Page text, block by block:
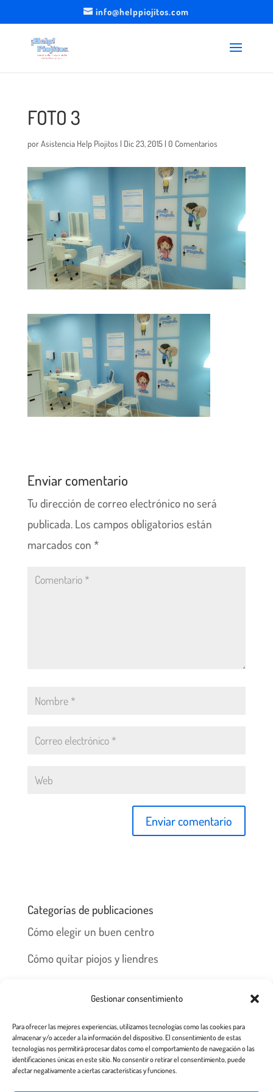
Gestionar consentimiento
Para ofrecer las mejores experiencias, utilizamos tecnologías como las cookies para
almacenar y/o acceder a la información del dispositivo. El consentimiento de estas
tecnologías nos permitirá procesar datos como el comportamiento de navegación o las
identificaciones únicas en este sitio. No consentir o retirar el consentimiento, puede
afectar negativamente a ciertas características y funciones.
info@helppiojitos.com
FOTO 3
porAsistencia Help Piojitos | Dic 23, 2015| 0 Comentarios
Enviar comentario
Tu dirección de correo electrónico no será
publicada. Los campos obligatorios están
marcados con *
Categorías de publicaciones
Cómo elegir un buen centro
Cómo quitar piojos y liendres
Prevención y recomendaciones